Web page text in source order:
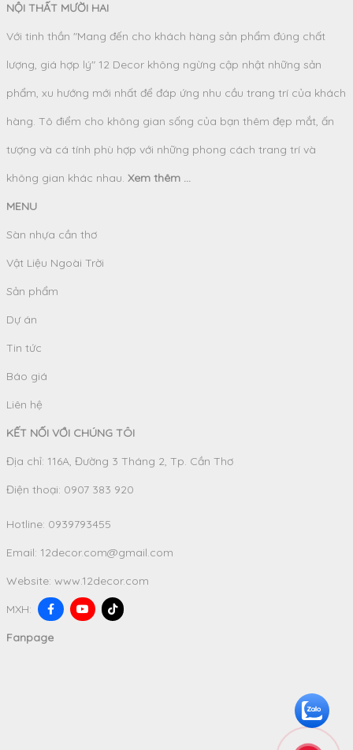
NỘI THẤT MƯỜI HAI
Với tinh thần "Mang đến cho khách hàng sản phẩm đúng chất
lượng, giá hợp lý" 12 Decor không ngừng cập nhật những sản
phẩm, xu hướng mới nhất để đáp ứng nhu cầu trang trí của khách
hàng. Tô điểm cho không gian sống của bạn thêm đẹp mắt, ấn
tượng và cá tính phù hợp với những phong cách trang trí và
không gian khác nhau. Xem thêm ...
MENU
Sàn nhựa cần thơ
Vật Liệu Ngoài Trời
Sản phẩm
Dự án
Tin tức
Báo giá
Liên hệ
KẾT NỐI VỚI CHÚNG TÔI
Địa chỉ: 116A, Đường 3 Tháng 2, Tp. Cần Thơ
Điện thoại: 0907 383 920
Hotline: 0939793455
Email: 12decor.com@gmail.com
Website: www.12decor.com
MXH:
Fanpage